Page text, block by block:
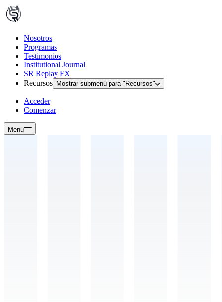
Nosotros
Programas
Testimonios
Institutional Journal
SR Replay FX
Recursos
Mostrar submenú para " Recursos"
Acceder
Comenzar
Menú